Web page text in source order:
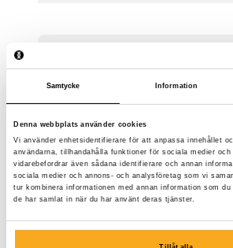
Samtycke Information
Denna webbplats använder cookies
Vi använder enhetsidentifierare för att anpassa innehållet
användarna, tillhandahålla funktioner för sociala medier
vidarebefordrar även sådana identifierare och annan
sociala medier och annons- och analysföretag som vi
tur kombinera informationen med annan information som
de har samlat in när du har använt deras tjänster.
2023
2022
2021